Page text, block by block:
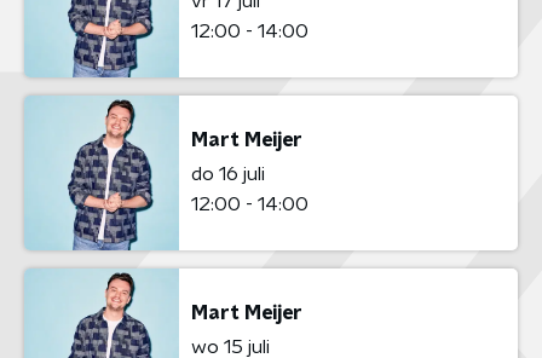
12:00 - 14:00
Mart Meijer
do 16 juli
12:00 - 14:00
Mart Meijer
wo 15 juli